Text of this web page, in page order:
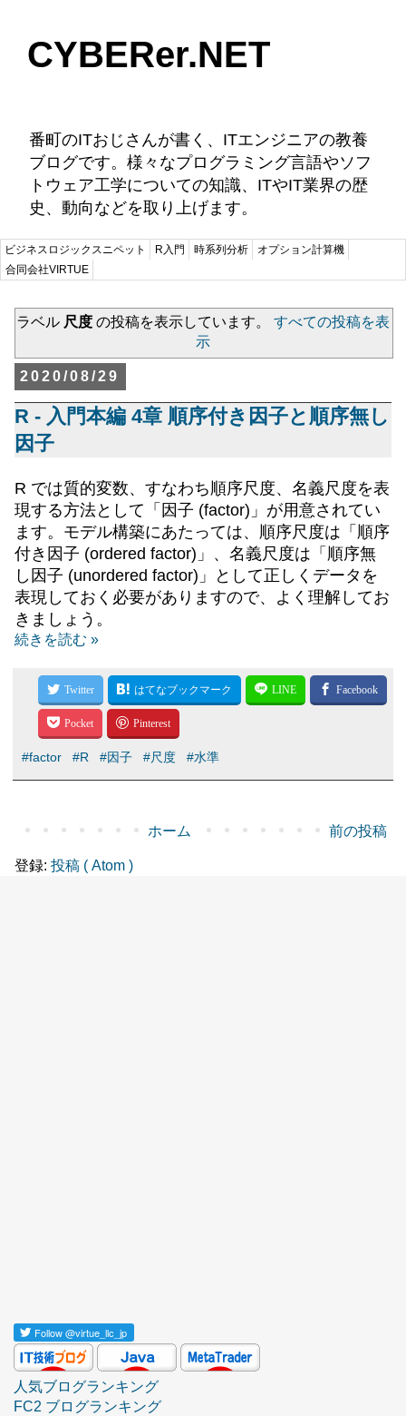
CYBERer.NET
番町のITおじさんが書く、ITエンジニアの教養
ブログです。様々なプログラミング言語やソフ
トウェア工学についての知識、ITやIT業界の歴
史、動向などを取り上げます。
ビジネスロジックスニペット R入門 時系列分析
オプション計算機
合同会社VIRTUE
ラベル 尺度 の投稿を表示しています。 すべての投稿を表
示
2020/08/29
R - 入門本編 4章 順序付き因子と順序無し
因子
R では質的変数、すなわち順序尺度、名義尺度を表
現する方法として「因子 (factor)」が用意されてい
ます。モデル構築にあたっては、順序尺度は「順序
付き因子 (ordered factor)」、名義尺度は「順序無
し因子 (unordered factor)」として正しくデータを
表現しておく必要がありますので、よく理解してお
きましょう。
続きを読む »
#factor #R #因子 #尺度 #水準
前の投稿
ホーム
登録: 投稿 ( Atom )
Follow@virtue_llc_jp
人気ブログランキング
FC2 ブログランキング